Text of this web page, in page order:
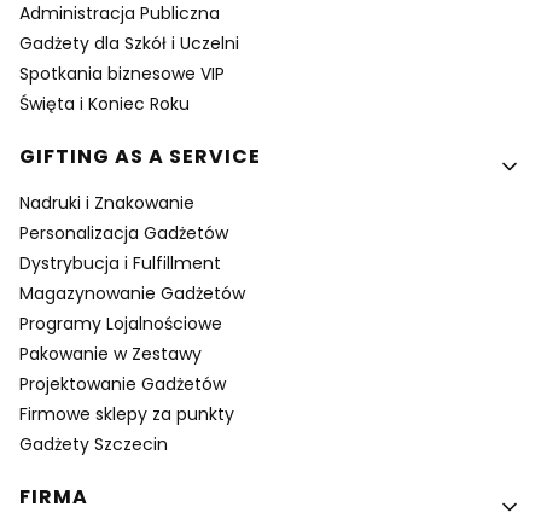
Administracja Publiczna
Gadżety dla Szkół i Uczelni
Spotkania biznesowe VIP
Święta i Koniec Roku
GIFTING AS A SERVICE
Nadruki i Znakowanie
Personalizacja Gadżetów
Dystrybucja i Fulfillment
Magazynowanie Gadżetów
Programy Lojalnościowe
Pakowanie w Zestawy
Projektowanie Gadżetów
Firmowe sklepy za punkty
Gadżety Szczecin
FIRMA